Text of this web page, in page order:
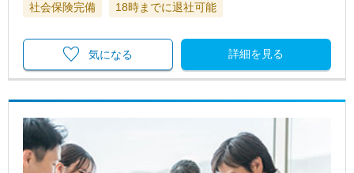
社会保険完備 18時までに退社可能
詳細を見る
気になる